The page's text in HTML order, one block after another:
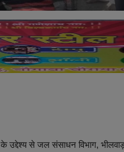
से जल संसाधन विभाग, भीलवाड़ा